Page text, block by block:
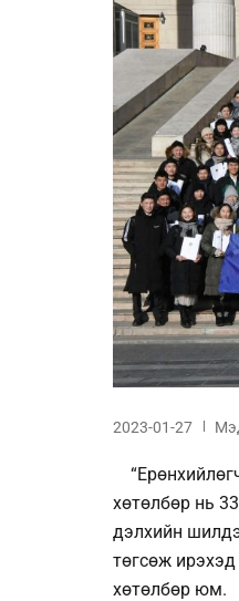
2023-01-27
хөтөлбөр нь
дэлхийн
төгсөж
хөтөлбөр юм.